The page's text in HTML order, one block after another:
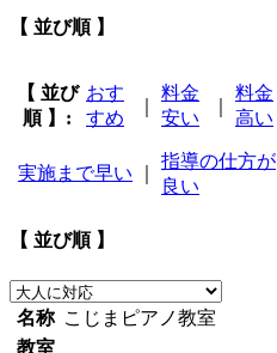
【 並び順 】
【 並び
順 】:
おす
すめ
料金
安い
料金
高い
実施まで早い
指導の仕方が
良い
【 並び順 】
名称 こじまピアノ教室
教室